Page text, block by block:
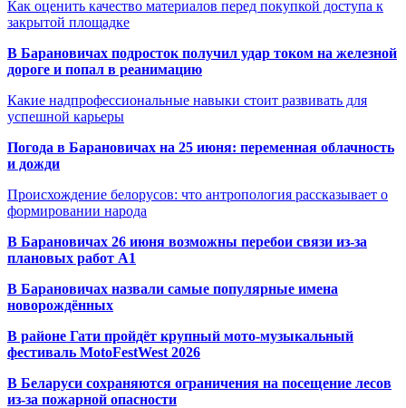
Как оценить качество материалов перед покупкой доступа к
закрытой площадке
В Барановичах подросток получил удар током на железной
дороге и попал в реанимацию
Какие надпрофессиональные навыки стоит развивать для
успешной карьеры
Погода в Барановичах на 25 июня: переменная облачность
и дожди
Происхождение белорусов: что антропология рассказывает о
формировании народа
В Барановичах 26 июня возможны перебои связи из-за
плановых работ A1
В Барановичах назвали самые популярные имена
новорождённых
В районе Гати пройдёт крупный мото-музыкальный
фестиваль MotoFestWest 2026
В Беларуси сохраняются ограничения на посещение лесов
из-за пожарной опасности